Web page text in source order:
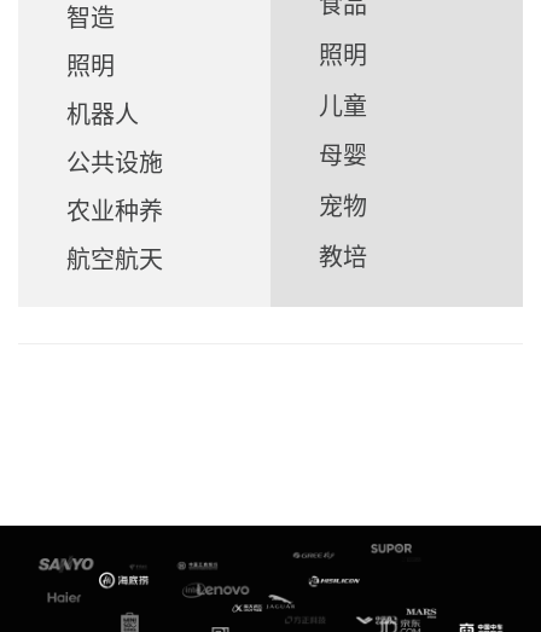
智造
照明
机器人
公共设施
农业种养
航空航天
照明
儿童
母婴
宠物
教培